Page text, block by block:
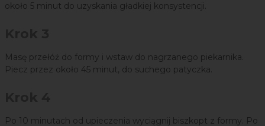
około 5 minut do uzyskania gładkiej konsystencji.
Masę przełóż do formy i wstaw do nagrzanego piekarnika.
Piecz przez około 45 minut, do suchego patyczka.
Po 10 minutach od upieczenia wyciągnij biszkopt z formy. Po